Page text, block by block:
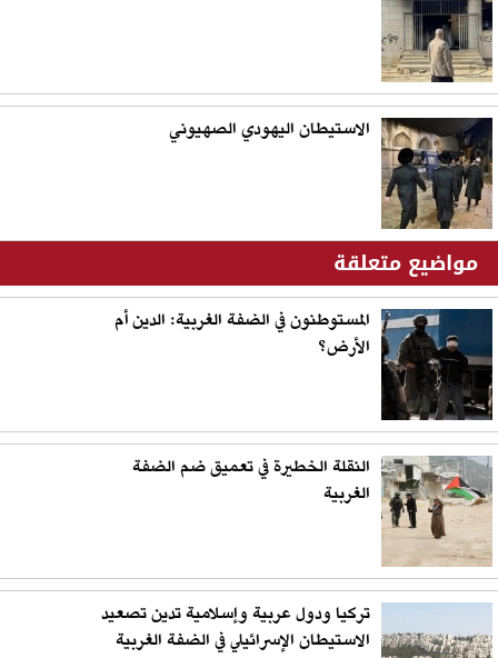
الاستيطان اليهودي الصهيوني
مواضيع متعلقة
المستوطنون في الضفة الغربية: الدين أم
الأرض؟
النقلة الخطيرة في تعميق ضم الضفة
الغربية
تركيا ودول عربية وإسلامية تدين تصعيد
الاستيطان الإسرائيلي في الضفة الغربية